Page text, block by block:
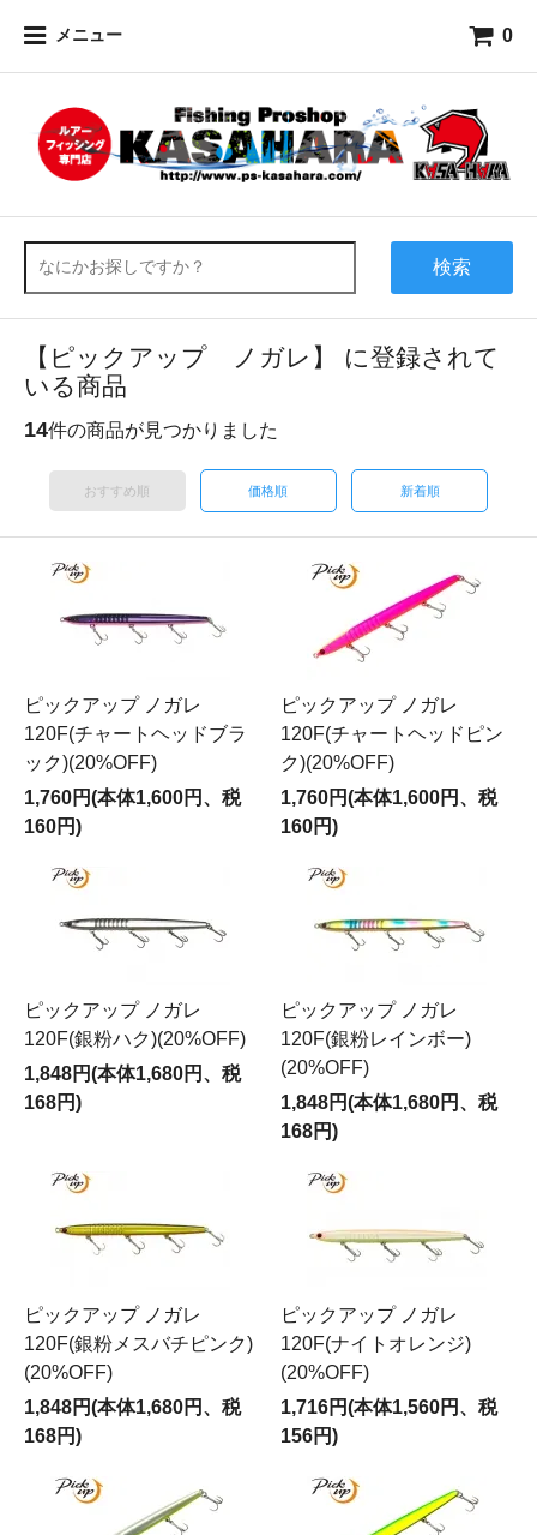
メニュー 0
検索
【ピックアップ ノガレ】 に登録されて
いる商品
14件の商品が見つかりました
おすすめ順 価格順 新着順
ピックアップ ノガレ
120F(チャートヘッドブラ
ック)(20%OFF)
1,760円(本体1,600円、税
160円)
ピックアップ ノガレ
120F(チャートヘッドピン
ク)(20%OFF)
1,760円(本体1,600円、税
160円)
ピックアップ ノガレ
120F(銀粉ハク)(20%OFF)
1,848円(本体1,680円、税
168円)
ピックアップ ノガレ
120F(銀粉レインボー)
(20%OFF)
1,848円(本体1,680円、税
168円)
ピックアップ ノガレ
120F(銀粉メスバチピンク)
(20%OFF)
1,848円(本体1,680円、税
168円)
ピックアップ ノガレ
120F(ナイトオレンジ)
(20%OFF)
1,716円(本体1,560円、税
156円)